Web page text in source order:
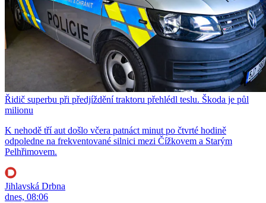
Řidič superbu při předjíždění traktoru přehlédl teslu. Škoda je půl
milionu
K nehodě tří aut došlo včera patnáct minut po čtvrté hodině
odpoledne na frekventované silnici mezi Čížkovem a Starým
Pelhřimovem.
Jihlavská Drbna
dnes, 08:06